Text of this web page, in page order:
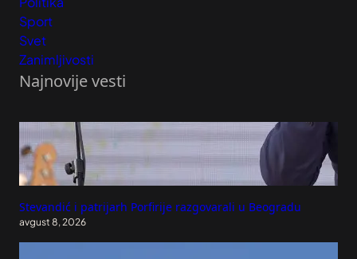
Sport
Svet
Zanimljivosti
Najnovije vesti
Stevandić i patrijarh Porfirije razgovarali u Beogradu
avgust 8, 2026